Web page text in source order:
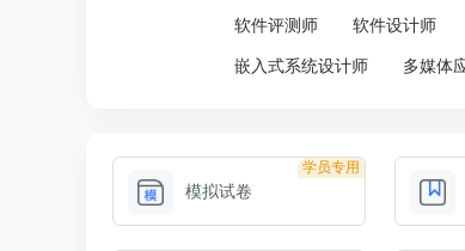
软件评测师 软件设计师
嵌入式系统设计师 多媒体
学员专用
模拟试卷